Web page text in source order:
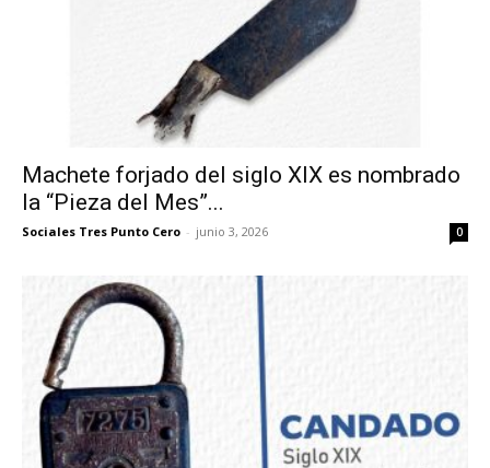
Machete forjado del siglo XIX es nombrado
la “Pieza del Mes”...
Sociales Tres Punto Cero - junio 3, 2026 0